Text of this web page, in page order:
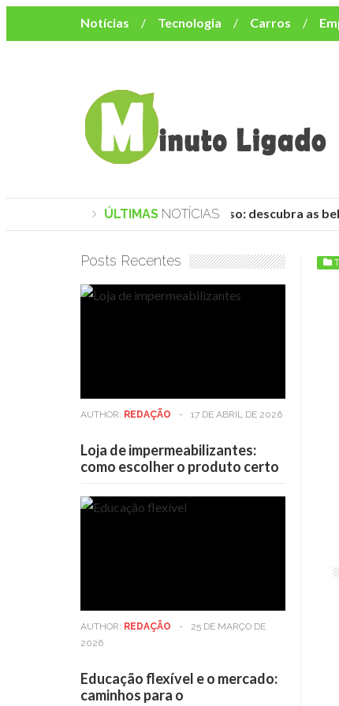
Notícias Tecnologia Carros
Mulher
Bem-Estar Negócios
ÚLTIMAS NOTÍCIAS
Praias de Trancoso: descubra as
Posts Recentes
AUTHOR: REDAÇÃO - 17 DE ABRIL DE 2026
Loja de impermeabilizantes:
como escolher o produto certo
AUTHOR: REDAÇÃO -
25 DE MARÇO DE
2026
Educação flexível e o mercado:
caminhos para o